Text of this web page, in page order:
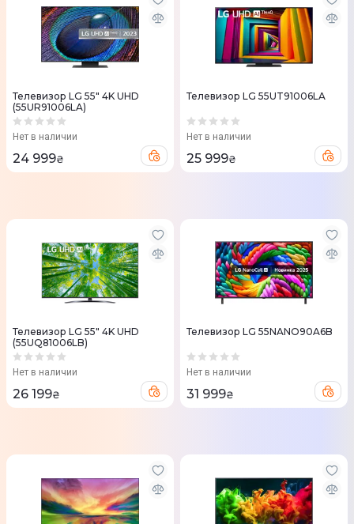
Телевизор LG 55" 4K UHD
(55UR91006LA)
Нет в наличии
24 999₴
Телевизор LG 55UT91006LA
Нет в наличии
25 999₴
Телевизор LG 55" 4K UHD
(55UQ81006LB)
Нет в наличии
26 199₴
Телевизор LG 55NANO90A6B
Нет в наличии
31 999₴